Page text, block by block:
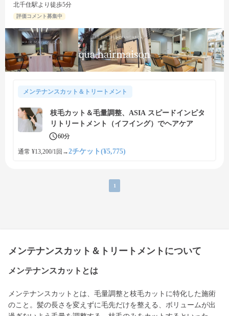
北千住駅より徒歩5分
評価コメント募集中
メンテナンスカット＆トリートメント
枝毛カット＆毛量調整、ASIA スピードインピタ
リトリートメント（イフイング）でヘアケア
60分
通常 ¥13,200/1回 →2チケット(¥5,775)
1
メンテナンスカット＆トリートメントについて
メンテナンスカットとは
メンテナンスカットとは、毛量調整と枝毛カットに特化した施術
のこと。髪の長さを変えずに毛先だけを整える、ボリュームが出